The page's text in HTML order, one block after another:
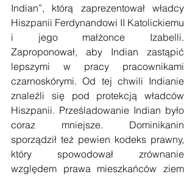
Indian”, którą zaprezentował władcy
Hiszpanii Ferdynandowi II Katolickiemu
i jego małżonce Izabelli.
Zaproponował, aby Indian zastąpić
lepszymi w pracy pracownikami
czarnoskórymi. Od tej chwili Indianie
znaleźli się pod protekcją władców
Hiszpanii. Prześladowanie Indian było
coraz mniejsze. Dominikanin
sporządził też pewien kodeks prawny,
który spowodował zrównanie
względem prawa mieszkańców ziem